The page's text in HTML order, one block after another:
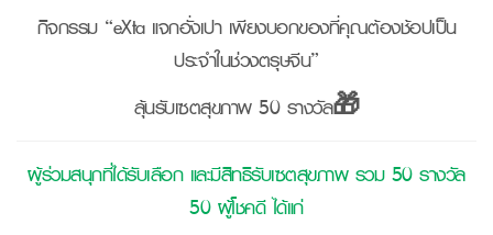
กิจกรรม “eXta แจกอั่งเปา เพียงบอกของที่คุณต้องช้อปเป็น
ประจำในช่วงตรุษจีน”
ลุ้นรับเซตสุขภาพ 50 รางวัล🎁
ผู้ร่วมสนุกที่ได้รับเลือก และมีสิทธิรับเซตสุขภาพ รวม 50 รางวัล
50 ผู้โชคดี ได้แก่